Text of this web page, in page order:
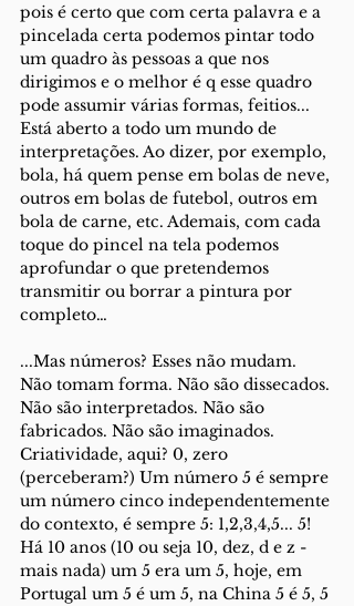
pois é certo que com certa palavra e a
pincelada certa podemos pintar todo
um quadro às pessoas a que nos
dirigimos e o melhor é q esse quadro
pode assumir várias formas, feitios...
Está aberto a todo um mundo de
interpretações. Ao dizer, por exemplo,
bola, há quem pense em bolas de neve,
outros em bolas de futebol, outros em
bola de carne, etc. Ademais, com cada
toque do pincel na tela podemos
aprofundar o que pretendemos
transmitir ou borrar a pintura por
completo…
...Mas números? Esses não mudam.
Não tomam forma. Não são dissecados.
Não são interpretados. Não são
fabricados. Não são imaginados.
Criatividade, aqui? 0, zero
(perceberam?) Um número 5 é sempre
um número cinco independentemente
do contexto, é sempre 5: 1,2,3,4,5... 5!
Há 10 anos (10 ou seja 10, dez, d e z -
mais nada) um 5 era um 5, hoje, em
Portugal um 5 é um 5, na China 5 é 5, 5